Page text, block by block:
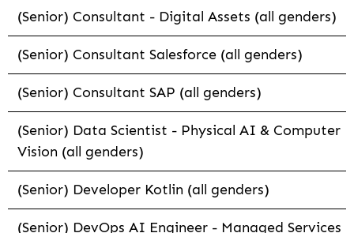
(Senior) Consultant - Digital Assets (all genders)
(Senior) Consultant Salesforce (all genders)
(Senior) Consultant SAP (all genders)
(Senior) Data Scientist - Physical AI & Computer
Vision (all genders)
(Senior) Developer Kotlin (all genders)
(Senior) DevOps AI Engineer - Managed Services